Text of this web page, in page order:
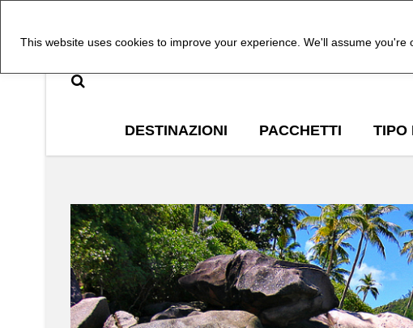
This website uses cookies to improve your experience. We'll assume you're
DESTINAZIONI PACCHETTI TIPO